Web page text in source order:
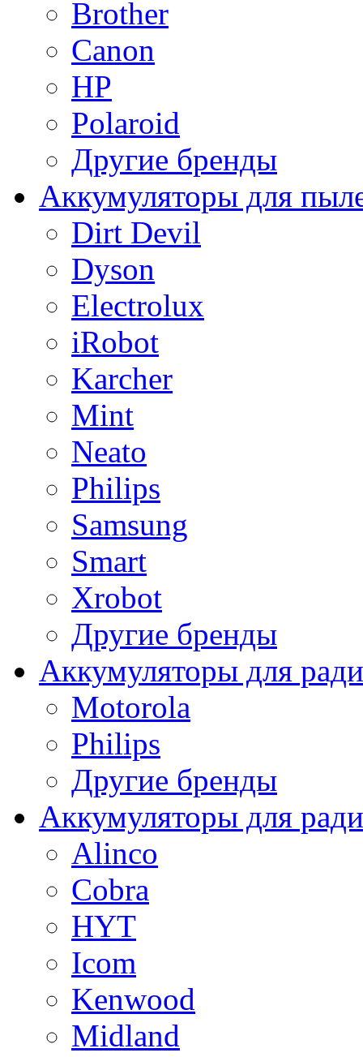
Brother
Canon
HP
Polaroid
Другие бренды
Аккумуляторы для
Dirt Devil
Dyson
Electrolux
iRobot
Karcher
Mint
Neato
Philips
Samsung
Smart
Xrobot
Другие бренды
Аккумуляторы для
Motorola
Philips
Другие бренды
Аккумуляторы для
Alinco
Cobra
HYT
Icom
Kenwood
Midland